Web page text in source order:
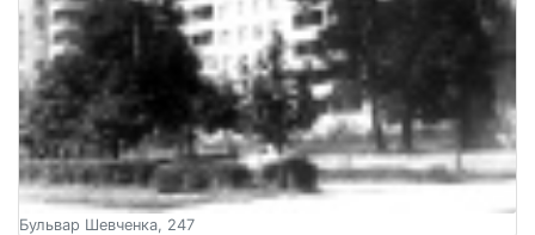
Бульвар Шевченка, 247